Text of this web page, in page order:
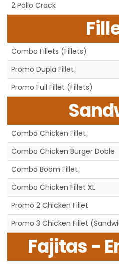
2 Pollo Crack
Combo Fillets (Fillets)
Promo Dupla Fillet
Promo Full Fillet (Fillets)
Combo Chicken Fillet
Combo Chicken Burger Doble
Combo Boom Fillet
Combo Chicken Fillet XL
Promo 2 Chicken Fillet
Promo 3 Chicken Fillet
Fajitas -